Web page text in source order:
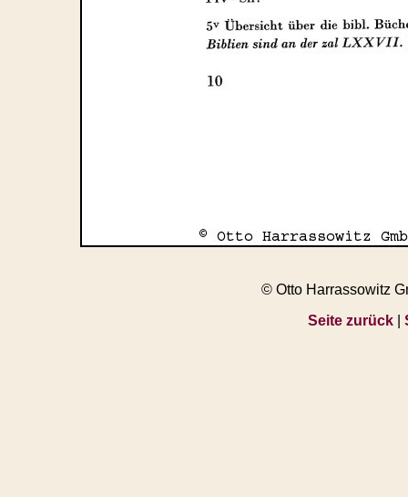
© Otto Harrassowitz
Seite zurück|